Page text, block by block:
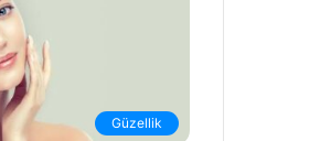
Güzellik